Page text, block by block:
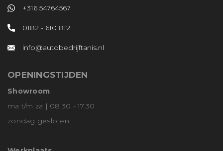
+316 54764567
0182 - 610 812
info@autobedrijftanis.nl
OPENINGSTIJDEN
Showroom
ma t/m za | 08.30 - 17.30
zondag gesloten